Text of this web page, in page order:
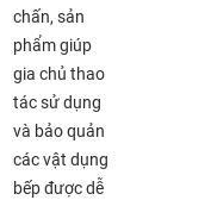
chấn, sản
phẩm giúp
gia chủ thao
tác sử dụng
và bảo quản
các vật dụng
bếp được dễ